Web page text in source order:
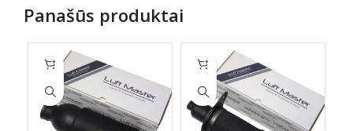
Panašūs produktai